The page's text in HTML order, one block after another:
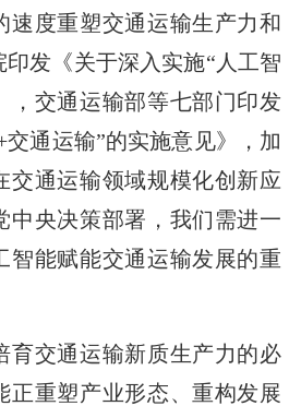
速度重塑交通运输生产力和
发《关于深入实施“人工智
，交通运输部等七部门印发
交通运输”的实施意见》，加
交通运输领域规模化创新应
中央决策部署，我们需进一
智能赋能交通运输发展的重
育交通运输新质生产力的必
正重塑产业形态、重构发展